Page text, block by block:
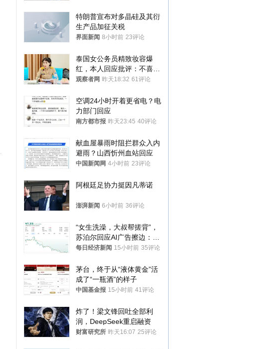
特朗普宣布对多晶硅及其衍
生产品加征关税
界面新闻 8小时前 23评论
泰国女公务员精致妆容爆
红，本人回应批评：不喜欢
就别看
观察者网 昨天18:32 61评论
空调24小时开着更省电？电
力部门回应
南方都市报 昨天23:45 40评论
献血屋暴雨时阻拦群众入内
避雨？山西忻州血站回应
中国新闻网 4小时前 23评论
阿根廷足协力挺因凡蒂诺
澎湃新闻 6小时前 36评论
“女生洗澡，大叔帮搓背”，
苏泊尔回应AI广告擦边：视
频全下架，已强化内容管理
每日经济新闻 15小时前 35评论
茅台，终于从“液体黄金”活
成了“一瓶酒”的样子
中国基金报 15小时前 41评论
炸了！梁文锋回吐全部利
润，DeepSeek重启融资
财富研究所 昨天16:07 25评论